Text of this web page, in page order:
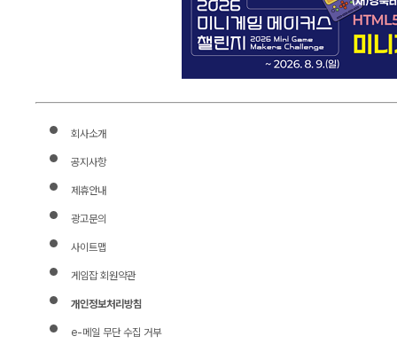
회사소개
공지사항
제휴안내
광고문의
사이트맵
게임잡 회원약관
개인정보처리방침
e-메일 무단 수집 거부